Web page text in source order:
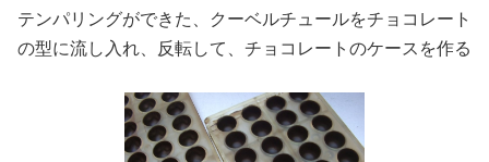
テンパリングができた、クーベルチュールをチョコレート
の型に流し入れ、反転して、チョコレートのケースを作る